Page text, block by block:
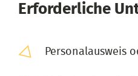
Erforderliche
Personalausweis